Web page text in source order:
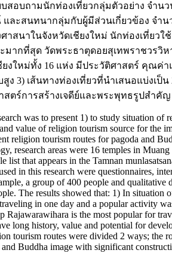
สอบถามนักท่องเที่ยวกลุ่มตัวอย่าง จำน
ละสนทนากลุ่มกับผู้มีส่วนเกี่ยวข้อง จำน
าสนาในจังหวัดเชียงใหม่ นักท่องเที่ยวใ
มากที่สุด วัดพระธาตุดอยสุเทพราชวรวิ
ยงใหม่ทั้ง 16 แห่ง มีประวัติศาสตร์ คุณ
สูง 3) เส้นทางท่องเที่ยวที่นำเสนอแบ่งเ
สตร์การสร้างเจดีย์และพระพุทธรูปสำคัญ
was to present 1) to study situation of
value of religion tourism source for the
religion tourism routes for pagoda and
research areas were 16 temples in
list that appears in the Tamnan
in this research were questionnaires,
a group of 400 people and qualitative
The results showed that: 1) In situation
in one day and a popular activity
Rajawarawihara is the most popular for
long history, value and potential for
tourism routes were divided 2 ways; the
Buddha image with significant